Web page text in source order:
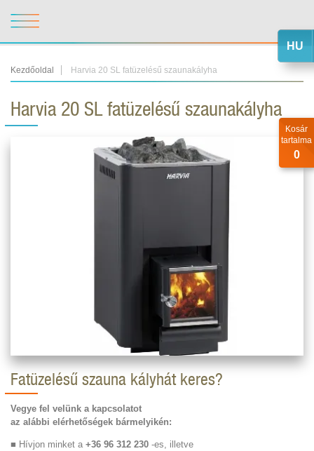
Kezdőoldal Harvia 20 SL fatüzelésű szaunakályha
Harvia 20 SL fatüzelésű szaunakályha
Fatüzelésű szauna kályhát keres?
Vegye fel velünk a kapcsolatot
az alábbi elérhetőségek bármelyikén:
■ Hívjon minket a +36 96 312 230 -es, illetve
HU
Kosár
tartalma
0